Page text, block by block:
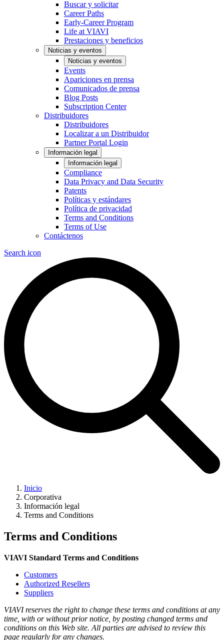
Buscar y solicitar
Career Paths
Early-Career Program
Life at VIAVI
Prestaciones y beneficios
Noticias y eventos
Noticias y eventos
Events
Apariciones en prensa
Comunicados de prensa
Blog Posts
Subscription Center
Distribuidores
Distribuidores
Localizar a un Distribuidor
Partner Portal Login
Información legal
Información legal
Compliance
Data Privacy and Data Security
Patents
Políticas y estándares
Política de privacidad
Terms and Conditions
Terms of Use
Contáctenos
Search icon
Inicio
Corporativa
Información legal
Terms and Conditions
Terms and Conditions
VIAVI Standard Terms and Conditions
Customers
Authorized Resellers
Suppliers
VIAVI reserves the right to change these terms and conditions at any
time, with or without prior notice, by posting changed terms and
conditions on this Web site. All parties are advised to review this
page regularly for any changes.